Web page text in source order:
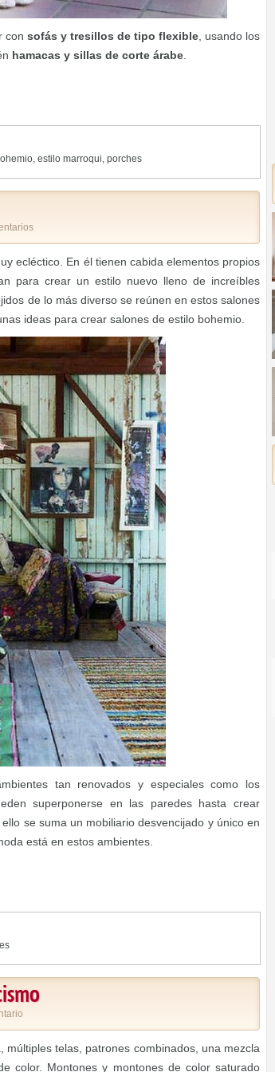
con sofás y tresillos de tipo flexible , usando los
hamacas y sillas de corte árabe
, estilo marroqui, porches
ecléctico. En él tienen cabida elementos propios
para crear un estilo nuevo lleno de increíbles
de lo más diverso se reúnen en estos salones
ideas para crear salones de estilo bohemio.
tan renovados y especiales como los
superponerse en las paredes hasta crear
se suma un mobiliario desvencijado y único en
está en estos ambientes.
telas, patrones combinados, una mezcla
color. Montones y montones de color saturado